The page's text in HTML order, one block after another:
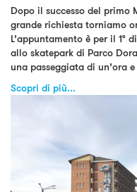
Dopo il successo del primo
grande richiesta torniamo
L’appuntamento è per il 1°
allo skatepark di Parco
una passeggiata di un’ora
Scopri di più...